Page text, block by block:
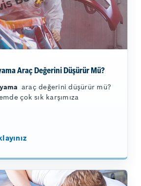
Araç Değerini Düşürür Mü?
araç değerini düşürür mü?
çok sık karşımıza